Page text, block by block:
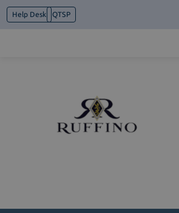
Help Desk QTSP
Cosa facciamo
Piattaforme